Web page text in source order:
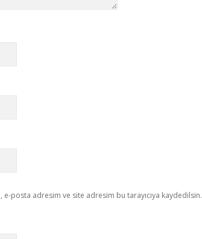
e-posta adresim ve site adresim bu tarayıcıya kaydedilsin.